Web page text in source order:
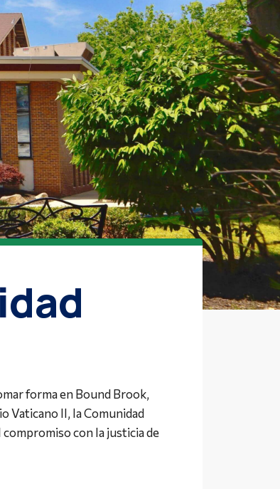
forma en Bound Brook,
Vaticano II, la Comunidad
con la justicia de